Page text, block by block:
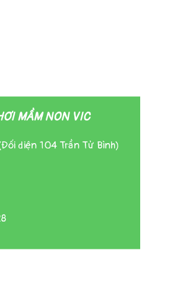
MẦM NON VIC
diện 104 Trần Tử Bình)